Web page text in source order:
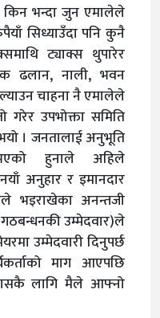
किन भन्दा जुन एमालेले
सिध्याउँदा पनि कुनै
ट्याक्स थुपारेर
ढलान, नाली, भवन
चाहना नै एमालेले
गरेर उपभोक्ता समिति
। जनतालाई अनुभूति
हुनाले अहिले
अनुहार र इमानदार
भइराखेका अनन्तजी
उम्मेदवार)ले
उम्मेदवारी दिनुपर्छ
माग आएपछि
लागि मैले आफ्नो